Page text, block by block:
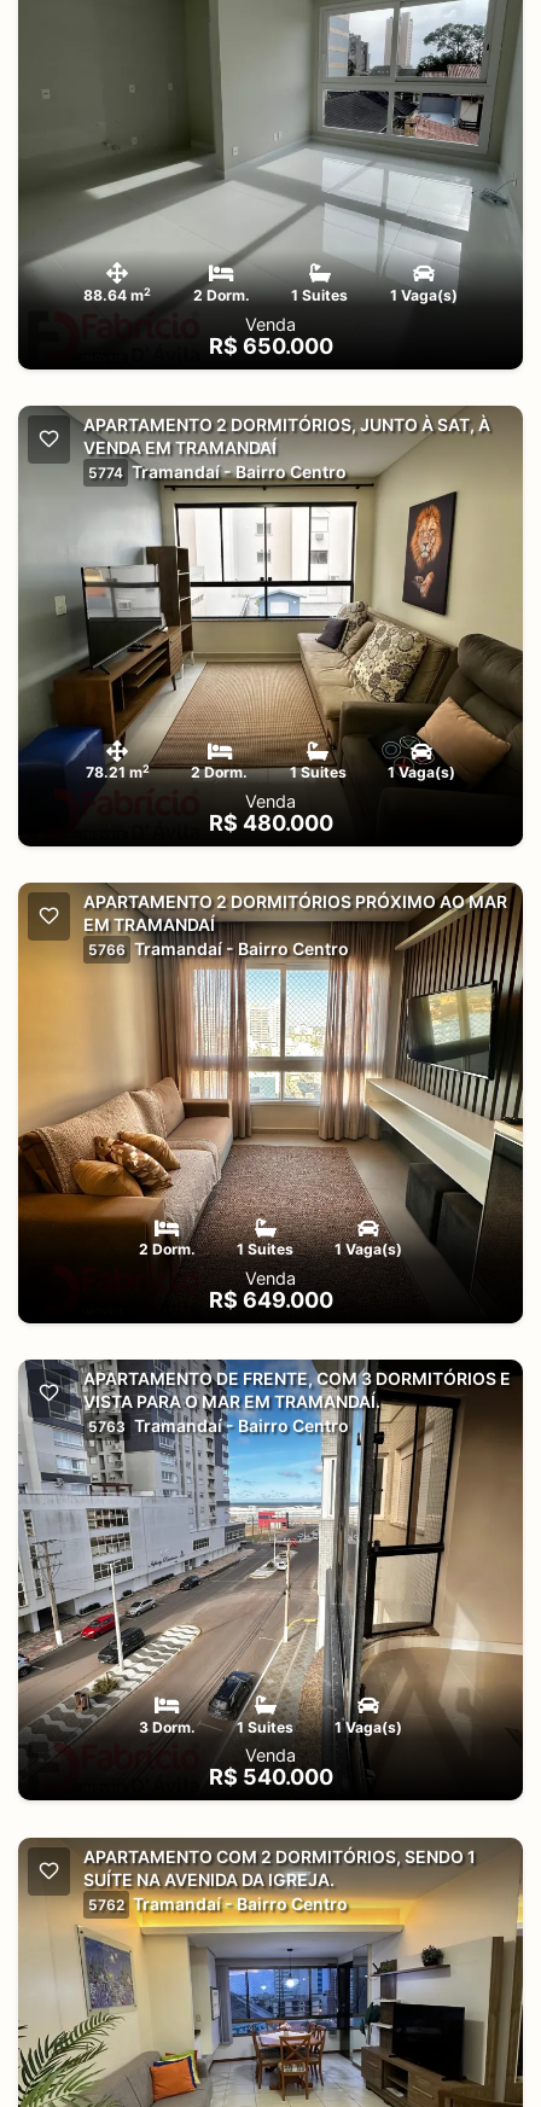
88.64 m2 2 Dorm. 1 Suites 1 Vaga(s)
Venda
R$ 650.000
APARTAMENTO 2 DORMITÓRIOS, JUNTO À SAT, À
VENDA EM TRAMANDAÍ
5774 Tramandaí - Bairro Centro
78.21 m2 2 Dorm. 1 Suites 1 Vaga(s)
Venda
R$ 480.000
APARTAMENTO 2 DORMITÓRIOS PRÓXIMO AO MAR
EM TRAMANDAÍ
5766 Tramandaí - Bairro Centro
2 Dorm. 1 Suites 1 Vaga(s)
Venda
R$ 649.000
APARTAMENTO DE FRENTE, COM 3 DORMITÓRIOS E
VISTA PARA O MAR EM TRAMANDAÍ.
5763 Tramandaí - Bairro Centro
3 Dorm. 1 Suites 1 Vaga(s)
Venda
R$ 540.000
APARTAMENTO COM 2 DORMITÓRIOS, SENDO 1
SUÍTE NA AVENIDA DA IGREJA.
5762 Tramandaí - Bairro Centro